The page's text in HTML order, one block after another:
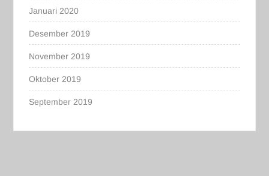
Januari 2020
Desember 2019
November 2019
Oktober 2019
September 2019